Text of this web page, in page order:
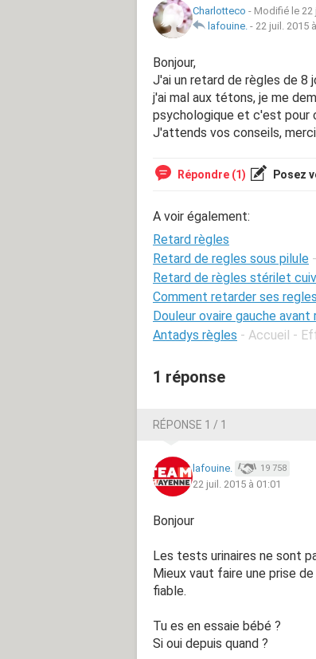
Charlotteco - Modifié le 22
lafouine. - 22 juil. 2015
Bonjour,
J'ai un retard de règles de 8
j'ai mal aux tétons, je me
psychologique et c'est pour
J'attends vos conseils,
Répondre (1) Posez
A voir également:
Retard règles
Retard de regles sous pilule
Retard de règles stérilet
Comment retarder ses regles
Douleur ovaire gauche avant
Antadys règles - Accueil -
1 réponse
RÉPONSE 1 / 1
lafouine. 19 758
22 juil. 2015 à 01:01
Bonjour
Les tests urinaires ne sont
Mieux vaut faire une prise
fiable.
Tu es en essaie bébé ?
Si oui depuis quand ?